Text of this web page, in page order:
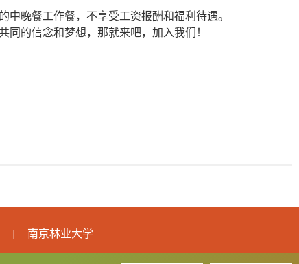
晚餐工作餐，不享受工资报酬和福利待遇。
的信念和梦想，那就来吧，加入我们！
| 南京林业大学